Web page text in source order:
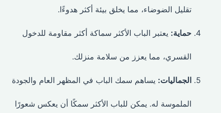
تقليل الضوضاء، مما يخلق بيئة أكثر هدوءًا.
حماية:يعتبر الباب الأكثر سماكة أكثر مقاومة للدخول
القسري، مما يعزز من سلامة منزلك.
الجماليات:يساهم سمك الباب في المظهر العام والجودة
الملموسة له. يمكن للباب الأكثر سمكًا أن يعكس شعورًا